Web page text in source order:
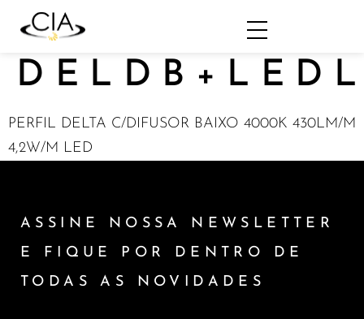
PERFIL DELTA C/DIFUSOR BAIXO 4000K 430LM/M
4,2W/M LED
ASSINE NOSSA NEWSLETTER
E FIQUE POR DENTRO DE
TODAS AS NOVIDADES